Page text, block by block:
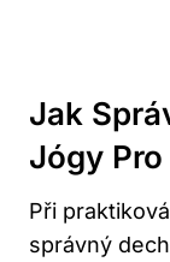
Jak
Jógy
Při
správný‌